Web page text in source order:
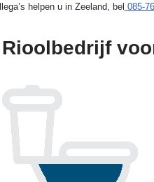
helpen u in Zeeland, bel 085-
Rioolbedrijf